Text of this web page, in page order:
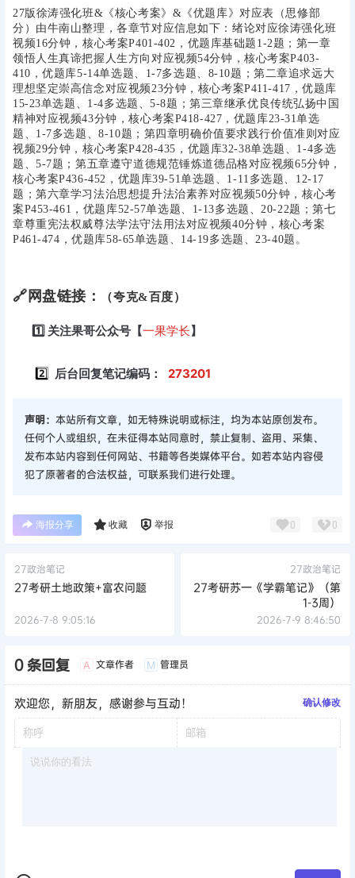
27版徐涛强化班&《核心考案》&《优题库》对应表（思修部
分）由牛南山整理，各章节对应信息如下：绪论对应徐涛强化班
视频16分钟，核心考案P401-402，优题库基础题1-2题；第一章
领悟人生真谛把握人生方向对应视频54分钟，核心考案P403-
410，优题库5-14单选题、1-7多选题、8-10题；第二章追求远大
理想坚定崇高信念对应视频23分钟，核心考案P411-417，优题库
15-23单选题、1-4多选题、5-8题；第三章继承优良传统弘扬中国
精神对应视频43分钟，核心考案P418-427，优题库23-31单选
题、1-7多选题、8-10题；第四章明确价值要求践行价值准则对应
视频29分钟，核心考案P428-435，优题库32-38单选题、1-4多选
题、5-7题；第五章遵守道德规范锤炼道德品格对应视频65分钟，
核心考案P436-452，优题库39-51单选题、1-11多选题、12-17
题；第六章学习法治思想提升法治素养对应视频50分钟，核心考
案P453-461，优题库52-57单选题、1-13多选题、20-22题；第七
章尊重宪法权威尊法学法守法用法对应视频40分钟，核心考案
P461-474，优题库58-65单选题、14-19多选题、23-40题。
🔗网盘链接： （夸克&百度）
1️⃣ 关注果哥公众号【一果学长】
2️⃣ 后台回复笔记编码： 273201
声明： 本站所有文章，如无特殊说明或标注，均为本站原创发布。
任何个人或组织，在未征得本站同意时，禁止复制、盗用、采集、
发布本站内容到任何网站、书籍等各类媒体平台。如若本站内容侵
犯了原著者的合法权益，可联系我们进行处理。
海报分享 收藏 举报 0 0
27政治笔记
27考研土地政策+富农问题
2026-7-8 9:05:16
27政治笔记
27考研苏一《学霸笔记》（第
1-3周）
2026-7-9 8:46:50
0 条回复 A 文章作者 M 管理员
欢迎您，新朋友，感谢参与互动！ 确认修改